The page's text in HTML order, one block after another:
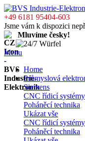
+49 6181 95404-603
Jsme vám k dispozici
Mluvíme česky!
Menu
Home
Průmyslová
Siemens
CNC řídicí systémy
Poháněcí technika
Ukázat vše
CNC řídicí systémy
Poháněcí technika